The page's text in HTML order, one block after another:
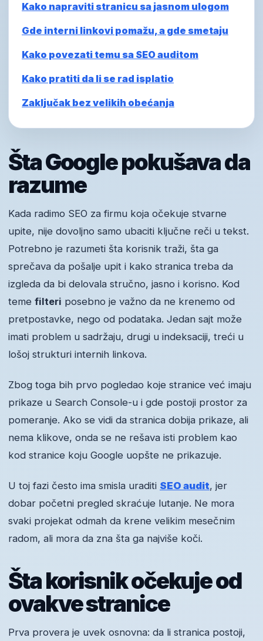
Kako napraviti stranicu sa jasnom ulogom
Gde interni linkovi pomažu, a gde smetaju
Kako povezati temu sa SEO auditom
Kako pratiti da li se rad isplatio
Zaključak bez velikih obećanja
Šta Google pokušava da
razume
Kada radimo SEO za firmu koja očekuje stvarne
upite, nije dovoljno samo ubaciti ključne reči u tekst.
Potrebno je razumeti šta korisnik traži, šta ga
sprečava da pošalje upit i kako stranica treba da
izgleda da bi delovala stručno, jasno i korisno. Kod
teme filteri posebno je važno da ne krenemo od
pretpostavke, nego od podataka. Jedan sajt može
imati problem u sadržaju, drugi u indeksaciji, treći u
lošoj strukturi internih linkova.
Zbog toga bih prvo pogledao koje stranice već imaju
prikaze u Search Console-u i gde postoji prostor za
pomeranje. Ako se vidi da stranica dobija prikaze, ali
nema klikove, onda se ne rešava isti problem kao
kod stranice koju Google uopšte ne prikazuje.
U toj fazi često ima smisla uraditi SEO audit, jer
dobar početni pregled skraćuje lutanje. Ne mora
svaki projekat odmah da krene velikim mesečnim
radom, ali mora da zna šta ga najviše koči.
Šta korisnik očekuje od
ovakve stranice
Prva provera je uvek osnovna: da li stranica postoji,